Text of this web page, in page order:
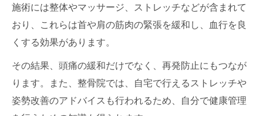
施術には整体やマッサージ、ストレッチなどが含まれて
おり、これらは首や肩の筋肉の緊張を緩和し、血行を良
くする効果があります。
その結果、頭痛の緩和だけでなく、再発防止にもつなが
ります。また、整骨院では、自宅で行えるストレッチや
姿勢改善のアドバイスも行われるため、自分で健康管理